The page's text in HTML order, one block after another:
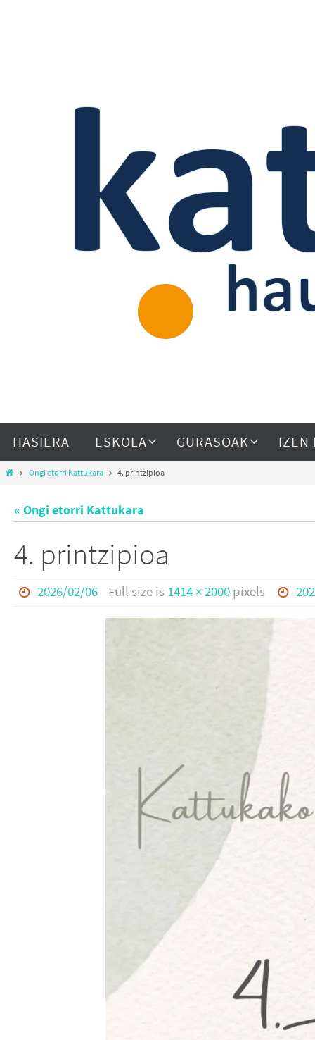
HASIERA ESKOLA GURASOAK IZEN
Ongi etorri Kattukara 4. printzipioa
« Ongi etorri Kattukara
4. printzipioa
2026/02/06 Full size is 1414 × 2000pixels